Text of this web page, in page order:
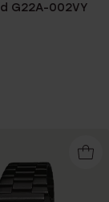
G22A-002VY